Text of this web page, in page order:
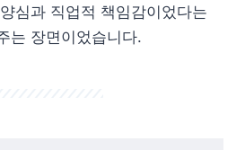
심과 직업적 책임감이었다는
는 장면이었습니다.